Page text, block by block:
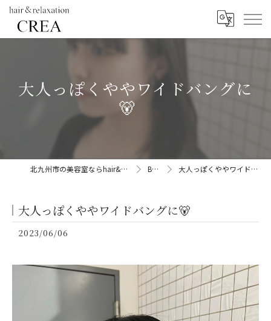
大人っぽくややワイドバングに
🐻
北九州市の美容室ならhair&relaxation CREA BLOG 大人っぽくややワイドバングに🐻
大人っぽくややワイドバングに🐻
2023/06/06